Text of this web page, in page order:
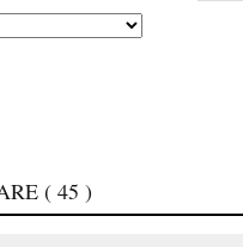
( 45 )